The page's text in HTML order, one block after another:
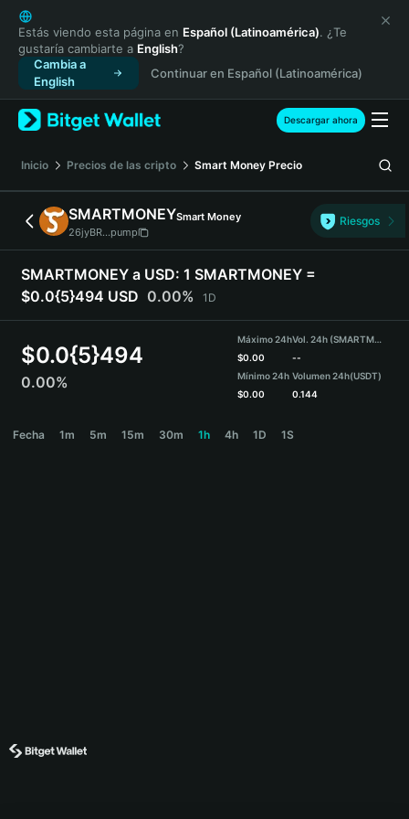
English
日本語
Tiếng Việt
Русский
Español (Latinoamérica)
Türkçe
Français
Deutsch
简体中文
繁體中文
Português (Portugal)
Bahasa Indonesia
ภาษาไทย
हिन्दी
Español
Português (Brasil)
Estás viendo esta página en Español (Latinoamérica). ¿Te
gustaría cambiarte a English?
Cambia a
English
Continuar en Español (Latinoamérica)
Descargar ahora
Inicio Precios de las cripto Smart Money Precio
SMARTMONEYSmart Money
26jyBR...pump
Riesgos
SMARTMONEY a USD: 1 SMARTMONEY =
$0.0{5}494 USD 0.00% 1D
$0.0{5}494
0.00%
Máximo 24h
$0.00
Mínimo 24h
$0.00
Vol. 24h (SMARTMONEY)
--
Volumen 24h(USDT)
0.144
Fecha 1m 5m 15m 30m 1h 4h 1D 1S